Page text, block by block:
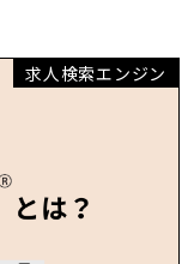
求人検索エンジン